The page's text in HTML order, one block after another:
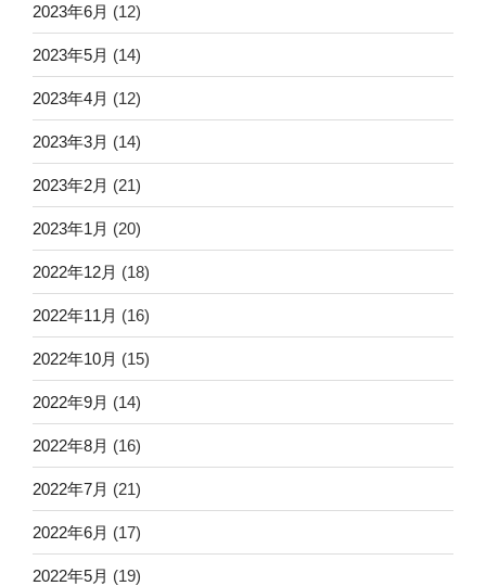
2023年6月 (12)
2023年5月 (14)
2023年4月 (12)
2023年3月 (14)
2023年2月 (21)
2023年1月 (20)
2022年12月 (18)
2022年11月 (16)
2022年10月 (15)
2022年9月 (14)
2022年8月 (16)
2022年7月 (21)
2022年6月 (17)
2022年5月 (19)